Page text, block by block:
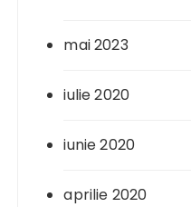
mai 2023
iulie 2020
iunie 2020
aprilie 2020